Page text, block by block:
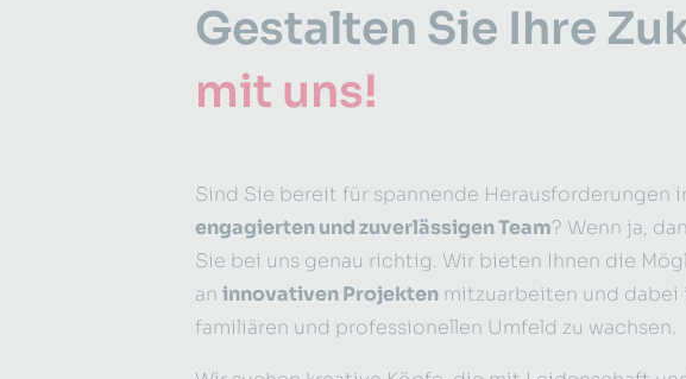
Gestalten Sie Ihre
mit uns!
Sind Sie bereit für spannende Herausforderungen
engagierten und zuverlässigen Team? Wenn ja,
Sie bei uns genau richtig. Wir bieten Ihnen die
an innovativen Projekten mitzuarbeiten und dabei
familiären und professionellen Umfeld zu wachsen.